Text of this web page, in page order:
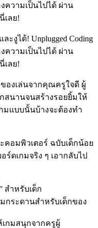
ความเป็นไปได้ ผ่าน
เลย!
งูได้! Unplugged Coding
ความเป็นไปได้ ผ่าน
เลย!
ของเล่นจากคุณครูใจดี ผู้
สนานจนสร้างรอยยิ้มให้
กมแบบนั้นบ้างจะต้องทำ
คอมพิวเตอร์ ฉบับเด็กน้อย
ดเกมจริง ๆ เอากลับไป
สำหรับเด็ก
กระดานสำหรับเด็กของ
กมสนุกจากครูผู้